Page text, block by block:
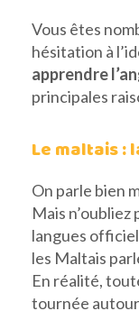
Vous êtes
hésitation à
apprendre
principales
Le maltais :
On parle bien
Mais n’oubliez
langues
les Maltais
En réalité,
tournée autour